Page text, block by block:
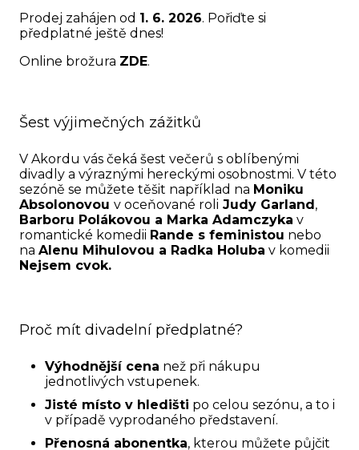
Prodej zahájen od 1. 6. 2026. Pořiďte si
předplatné ještě dnes!
Online brožura ZDE.
Šest výjimečných zážitků
V Akordu vás čeká šest večerů s oblíbenými
divadly a výraznými hereckými osobnostmi. V této
sezóně se můžete těšit například na Moniku
Absolonovou v oceňované roli Judy Garland,
Barboru Polákovou a Marka Adamczyka v
romantické komedii Rande s feministou nebo
na Alenu Mihulovou a Radka Holuba v komedii
Nejsem cvok.
Proč mít divadelní předplatné?
Výhodnější cena než při nákupu
jednotlivých vstupenek.
Jisté místo v hledišti po celou sezónu, a to i
v případě vyprodaného představení.
Přenosná abonentka, kterou můžete půjčit